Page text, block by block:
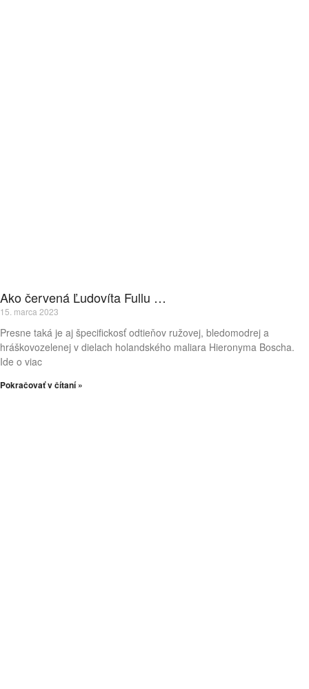
Ako červená Ľudovíta Fullu …
15. marca 2023
Presne taká je aj špecifickosť odtieňov ružovej, bledomodrej a
hráškovozelenej v dielach holandského maliara Hieronyma Boscha.
Ide o viac
Pokračovať v čítaní »